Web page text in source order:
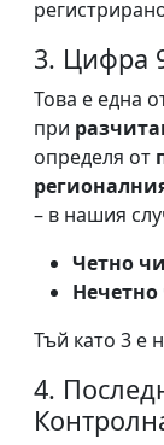
3. Цифра
Това е една
при
определя от
– в нашия
Четно
Нечетно
Тъй като 3 е
4.